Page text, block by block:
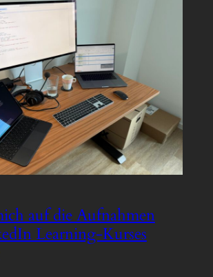
auf die Aufnahmen
Learning-Kurses